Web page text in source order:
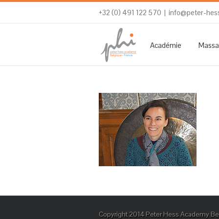
+32 (0) 491 122 570 | info@peter-
Académie
Copyright 2014 Peter Hess Academy